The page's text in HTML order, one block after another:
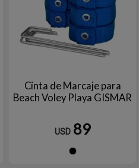
Cinta de Marcaje para
Beach Voley Playa GISMAR
USD 89